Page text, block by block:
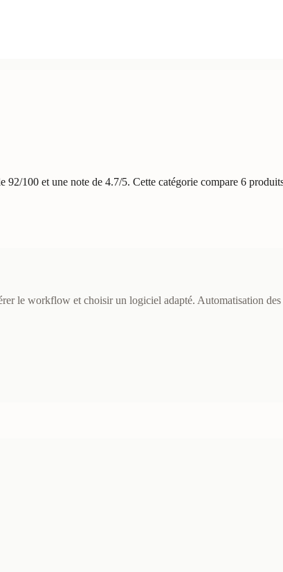
100 et une note de 4.7/5. Cette catégorie compare 6
le workflow et choisir un logiciel adapté. Automatisation des